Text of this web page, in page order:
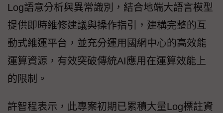
Log語意分析與異常識別，結合地端大語言模型
提供即時維修建議與操作指引，建構完整的互
動式維運平台，並充分運用國網中心的高效能
運算資源，有效突破傳統AI應用在運算效能上
的限制。
許智程表示，此專案初期已累積大量Log標註資